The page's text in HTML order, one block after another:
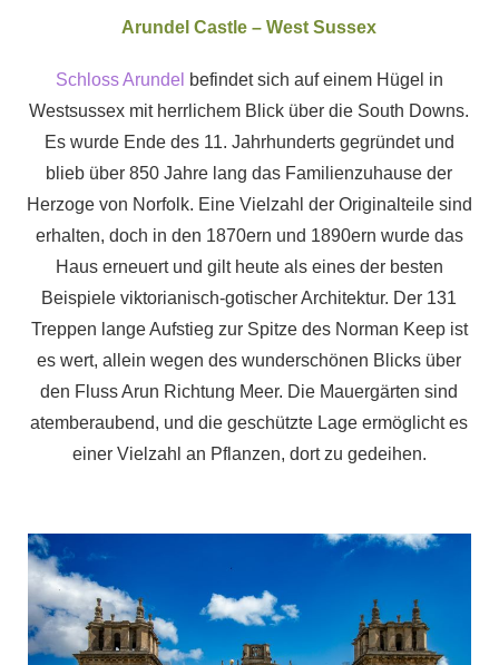
Arundel Castle – West Sussex
Schloss Arundel befindet sich auf einem Hügel in
Westsussex mit herrlichem Blick über die South Downs.
Es wurde Ende des 11. Jahrhunderts gegründet und
blieb über 850 Jahre lang das Familienzuhause der
Herzoge von Norfolk. Eine Vielzahl der Originalteile sind
erhalten, doch in den 1870ern und 1890ern wurde das
Haus erneuert und gilt heute als eines der besten
Beispiele viktorianisch-gotischer Architektur. Der 131
Treppen lange Aufstieg zur Spitze des Norman Keep ist
es wert, allein wegen des wunderschönen Blicks über
den Fluss Arun Richtung Meer. Die Mauergärten sind
atemberaubend, und die geschützte Lage ermöglicht es
einer Vielzahl an Pflanzen, dort zu gedeihen.